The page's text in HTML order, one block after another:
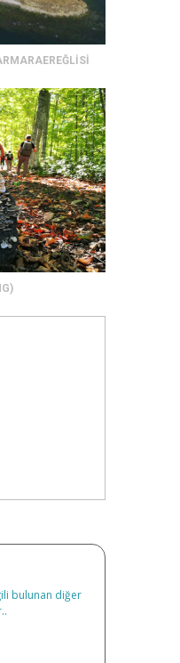
bulunan diğer